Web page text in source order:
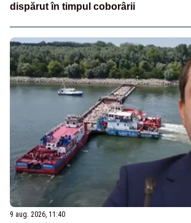
dispărut în timpul coborârii
9 aug. 2026, 11:40